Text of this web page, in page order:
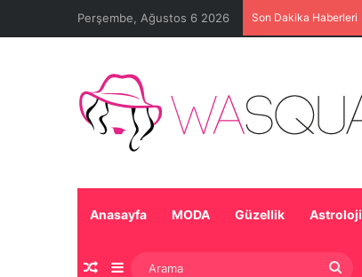
Perşembe, Ağustos 6 2026 Son Dakika Haberleri
Anasayfa MODA Güzellik Astroloji
Rastgele Makale
Kenar Bölmesi